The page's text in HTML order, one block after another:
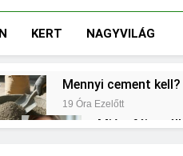
KERT NAGYVILÁG
Mennyi cement kell?
19 Óra Ezelőtt
Miért fáj a